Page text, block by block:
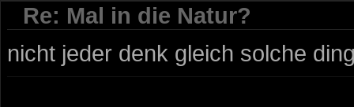
Re: Mal in die Natur?
nicht jeder denk gleich solche